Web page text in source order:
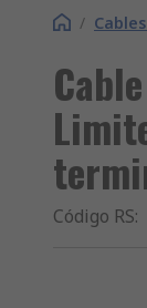
/
Código RS: